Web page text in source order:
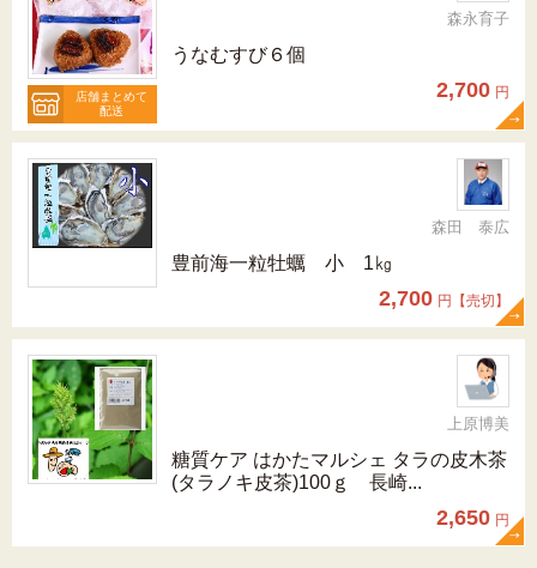
店舗まとめて
配送
森永育子
うなむすび６個
2,700 円
森田 泰広
豊前海一粒牡蠣 小 1㎏
2,700 円【売切】
上原博美
糖質ケア はかたマルシェ タラの皮木茶
(タラノキ皮茶)100ｇ 長崎...
2,650 円